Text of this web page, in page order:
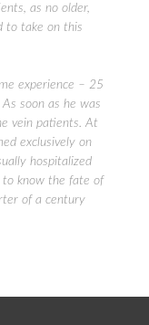
as no older,
to take on this
experience – 25
soon as he was
vein patients. At
exclusively on
hospitalized
to know the fate of
of a century